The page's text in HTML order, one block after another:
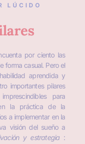
LÚCIDO
por ciento las
forma casual. Pero el
aprendida y
importantes pilares
para
la práctica de la
a implementar en la
visión del sueño a
y estrategia :